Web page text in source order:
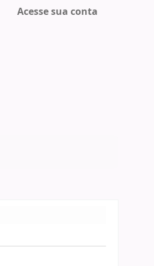
Acesse sua conta